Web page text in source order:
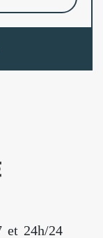
et 24h/24